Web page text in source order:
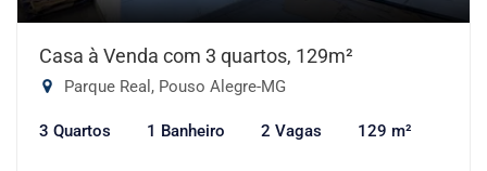
Casa à Venda com 3 quartos, 129m²
Parque Real, Pouso Alegre-MG
3 Quartos 1 Banheiro 2 Vagas 129 m²